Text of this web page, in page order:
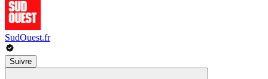
SudOuest.fr
Suivre